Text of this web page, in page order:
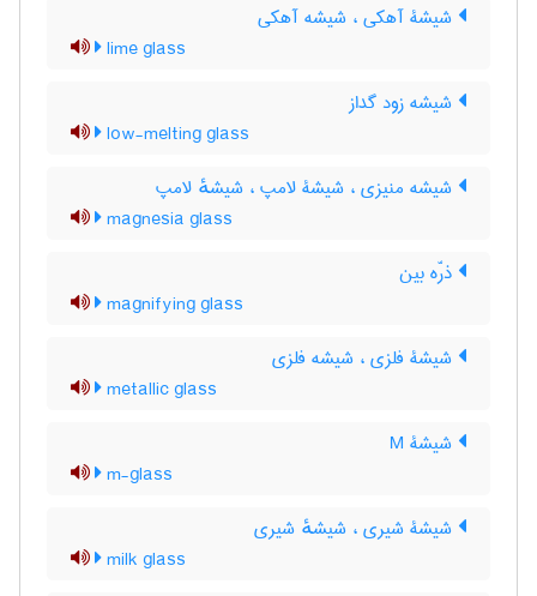
شیشۀ آهکی ، شیشه آهکی
lime glass
شیشه زود گداز
low-melting glass
شیشه منیزی ، شیشۀ لامپ ، شیشهٔ لامپ
magnesia glass
ذرّه بین
magnifying glass
شیشۀ فلزی ، شیشه فلزی
metallic glass
شیشۀ M
m-glass
شیشۀ شیری ، شیشهٔ شیری
milk glass